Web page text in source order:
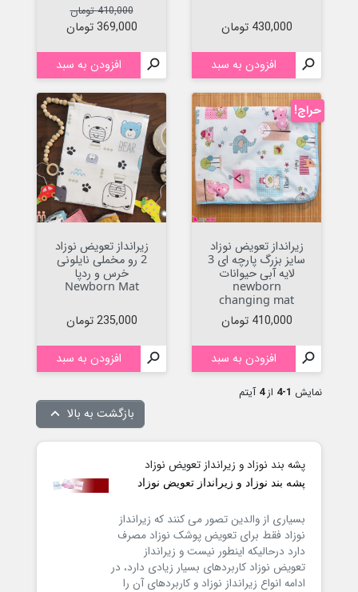
قیمت
430,000 تومان
 افزودن به سبد
قیمت عادی
410,000 تومان
قیمت
369,000 تومان
 افزودن به سبد
زیرانداز تعویض نوزاد
سایز بزرگ پارچه ای 3
لایه آبی حیوانات
newborn
changing mat
قیمت
410,000 تومان
 افزودن به سبد
حراج!
زیرانداز تعویض نوزاد
2 رو مخملی نایلونی
خرس و ردپا
Newborn Mat
قیمت
235,000 تومان
 افزودن به سبد
نمایش 1-4 از4 آیتم
بازگشت به بالا 
پشه بند نوزاد و زیرانداز تعویض نوزاد
پشه بند نوزاد و زیرانداز تعویض نوزاد
بسیاری از والدین تصور می کنند که زیرانداز
نوزاد فقط برای تعویض پوشک نوزاد مصرف
دارد درحالیکه اینطور نیست و زیرانداز
تعویض نوزاد کاربردهای بسیار زیادی دارد، در
ادامه انواع زیرانداز نوزاد و کاربردهای آن را